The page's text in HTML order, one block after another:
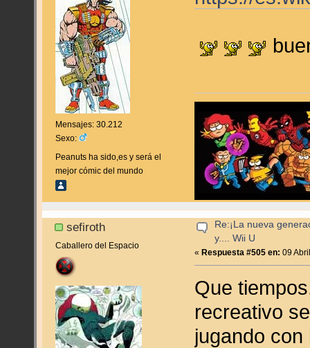
Mensajes: 30.212
Sexo:
Peanuts ha sido,es y será el
mejor cómic del mundo
sefiroth
Caballero del Espacio
Re:¡La nueva
y.... Wii U
«Respuesta #505 en: 09
Que
recreativo
jugando